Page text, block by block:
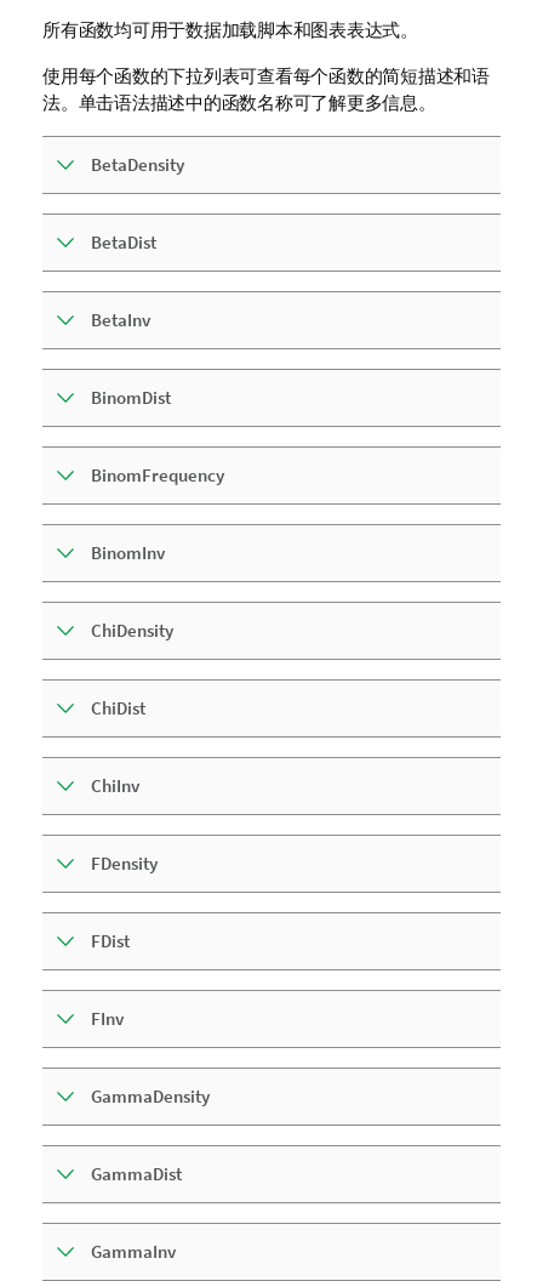
所有函数均可用于数据加载脚本和图表表达式。
使用每个函数的下拉列表可查看每个函数的简短描述和语
法。单击语法描述中的函数名称可了解更多信息。
BetaDensity
BetaDist
BetaInv
BinomDist
BinomFrequency
BinomInv
ChiDensity
ChiDist
ChiInv
FDensity
FDist
FInv
GammaDensity
GammaDist
GammaInv